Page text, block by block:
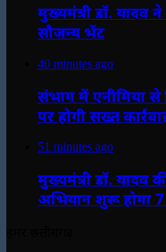
मुख्यमंत्री डॉ. यादव
सौजन्य भेंट
40 minutes ago
संभाग में एनीमिया से
पर होगी सख्त
51 minutes ago
मुख्यमंत्री डॉ. यादव
अभियान शुरू होगा